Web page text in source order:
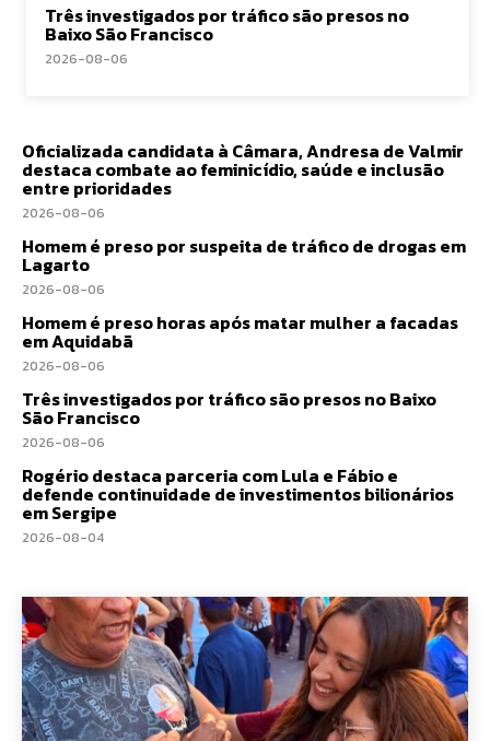
Três investigados por tráfico são presos no
Baixo São Francisco
2026-08-06
Oficializada candidata à Câmara, Andresa de Valmir
destaca combate ao feminicídio, saúde e inclusão
entre prioridades
2026-08-06
Homem é preso por suspeita de tráfico de drogas em
Lagarto
2026-08-06
Homem é preso horas após matar mulher a facadas
em Aquidabã
2026-08-06
Três investigados por tráfico são presos no Baixo
São Francisco
2026-08-06
Rogério destaca parceria com Lula e Fábio e
defende continuidade de investimentos bilionários
em Sergipe
2026-08-04